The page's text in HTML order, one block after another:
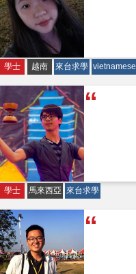
學士 越南 來台求學 vietnamese
學士 馬來西亞 來台求學